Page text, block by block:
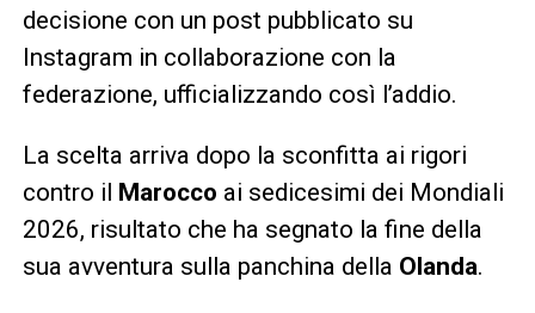
decisione con un post pubblicato su
Instagram in collaborazione con la
federazione, ufficializzando così l’addio.
La scelta arriva dopo la sconfitta ai rigori
contro il
Marocco ai sedicesimi dei Mondiali
2026, risultato che ha segnato la fine della
sua avventura sulla panchina della Olanda.